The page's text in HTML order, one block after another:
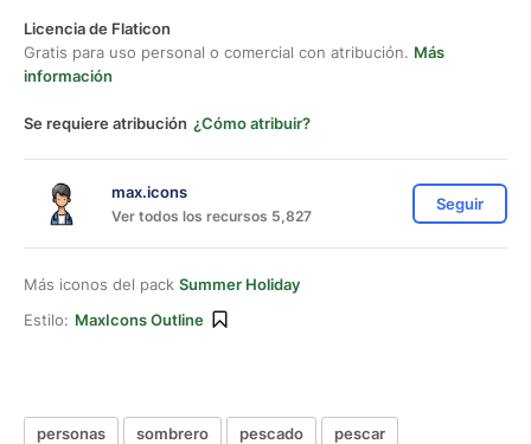
Licencia de Flaticon
Gratis para uso personal o comercial con atribución. Más
información
Se requiere atribución ¿Cómo atribuir?
max.icons
Ver todos los recursos 5,827
Seguir
Más iconos del pack Summer Holiday
Estilo: MaxIcons Outline
personas sombrero pescado
pescar